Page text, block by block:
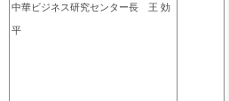
中華ビジネス研究センター長 王 効
平